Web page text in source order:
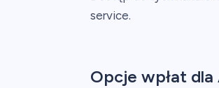
service.
Opcje wpłat